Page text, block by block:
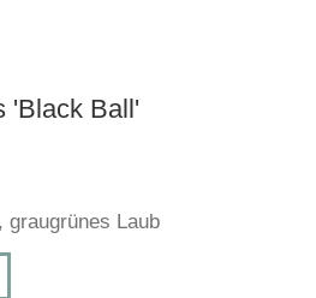
'Black Ball'
Laub